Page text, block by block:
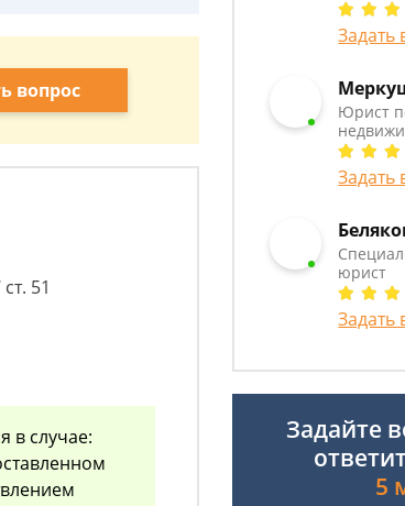
вопрос
51
в случае:
Задать
Юрист
Задать
юрист
Задать
Задайте
5